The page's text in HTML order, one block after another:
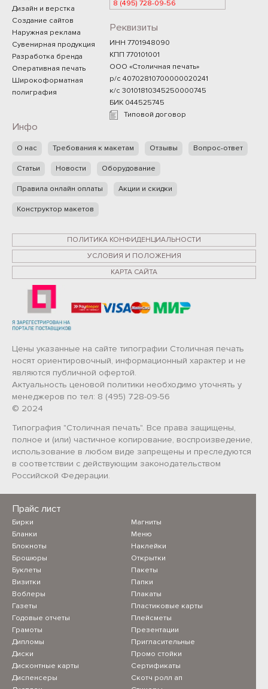
Прайс лист
Бирки
Бланки
Блокноты
Брошюры
Буклеты
Визитки
Воблеры
Газеты
Годовые отчеты
Грамоты
Дипломы
Диски
Дисконтные карты
Диспенсеры
Магниты
Меню
Наклейки
Открытки
Пакеты
Папки
Плакаты
Пластиковые карты
Плейсметы
Презентации
Пригласительные
Промо стойки
Сертификаты
Скотч ролл ап
Дизайн и верстка
Создание сайтов
Наружная реклама
Сувенирная продукция
Разработка бренда
Оперативная печать
Широкоформатная
полиграфия
8 (495) 728-09-56
Реквизиты
ИНН 7701948090
КПП 770101001
ООО «Столичная печать»
р/с 40702810700000020241
к/с 30101810345250000745
БИК 044525745
Типовой договор
Инфо
О нас Требования к макетам Отзывы Вопрос-ответ
Статьи Новости Оборудование
Правила онлайн оплаты Акции и скидки
Конструктор макетов
ПОЛИТИКА КОНФИДЕНЦИАЛЬНОСТИ
УСЛОВИЯ И ПОЛОЖЕНИЯ
КАРТА САЙТА
Цены указанные на сайте типографии Столичная печать
носят ориентировочный, информационный характер и не
являются публичной офертой.
Актуальность ценовой политики необходимо уточнять у
менеджеров по тел: 8 (495) 728-09-56
© 2024
Типография "Столичная печать". Все права защищены,
полное и (или) частичное копирование, воспроизведение,
использование в любом виде запрещены и преследуются
в соответствии с действующим законодательством
Российской Федерации.